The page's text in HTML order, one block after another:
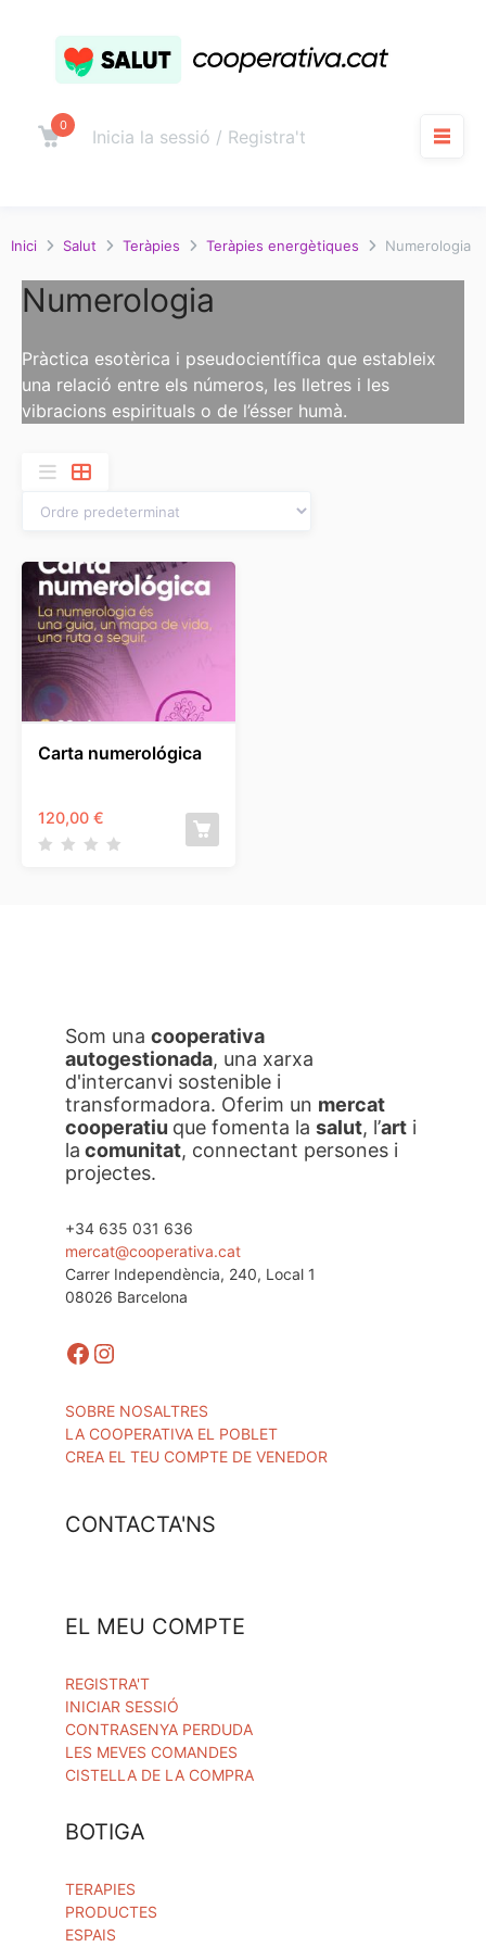
contingut
Carro
0
Inicia la sessió / Registra't
Inici Salut Teràpies Teràpies energètiques Numerologia
Numerologia
Pràctica esotèrica i pseudocientífica que estableix
una relació entre els números, les lletres i les
vibracions espirituals o de l’ésser humà.
Carta numerológica
120,00 €
Som una cooperativa
autogestionada, una xarxa
d'intercanvi sostenible i
transformadora. Oferim un mercat
cooperatiu que fomenta la salut, l’art i
la comunitat, connectant persones i
projectes.
+34 635 031 636
mercat@cooperativa.cat
Carrer Independència, 240, Local 1
08026 Barcelona
Facebook
Instagram
SOBRE NOSALTRES
LA COOPERATIVA EL POBLET
CREA EL TEU COMPTE DE VENEDOR
CONTACTA'NS
EL MEU COMPTE
REGISTRA'T
INICIAR SESSIÓ
CONTRASENYA PERDUDA
LES MEVES COMANDES
CISTELLA DE LA COMPRA
BOTIGA
TERAPIES
PRODUCTES
ESPAIS